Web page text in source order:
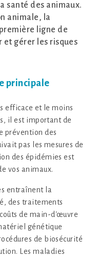
santé des animaux.
animale, la
ligne de
gérer les risques
principale
efficace et le moins
il est important de
prévention des
pas les mesures de
des épidémies est
vos animaux.
entraînent la
des traitements
de main-d'œuvre
génétique
de biosécurité
Les maladies